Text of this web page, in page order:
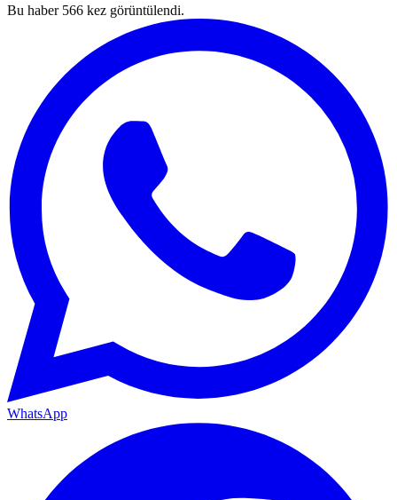
Bu haber 566 kez görüntülendi.
WhatsApp